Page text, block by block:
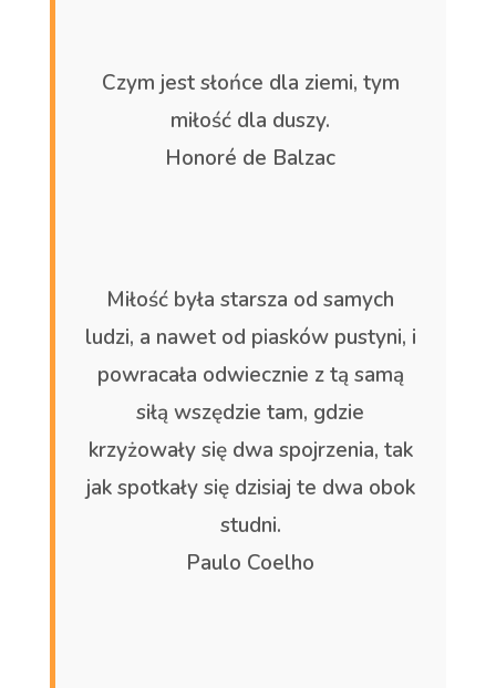
Czym jest słońce dla ziemi, tym
miłość dla duszy.
Honoré de Balzac
Miłość była starsza od samych
ludzi, a nawet od piasków pustyni, i
powracała odwiecznie z tą samą
siłą wszędzie tam, gdzie
krzyżowały się dwa spojrzenia, tak
jak spotkały się dzisiaj te dwa obok
studni.
Paulo Coelho